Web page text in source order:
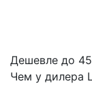
Дешевле до
Чем у дилера